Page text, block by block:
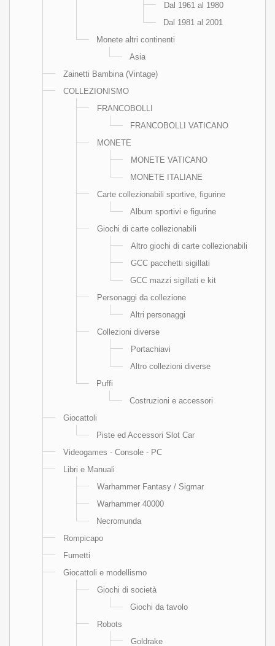
Dal 1961 al 1980
Dal 1981 al 2001
Monete altri continenti
Asia
Zainetti Bambina (Vintage)
COLLEZIONISMO
FRANCOBOLLI
FRANCOBOLLI VATICANO
MONETE
MONETE VATICANO
MONETE ITALIANE
Carte collezionabili sportive, figurine
Album sportivi e figurine
Giochi di carte collezionabili
Altro giochi di carte collezionabili
GCC pacchetti sigillati
GCC mazzi sigillati e kit
Personaggi da collezione
Altri personaggi
Collezioni diverse
Portachiavi
Altro collezioni diverse
Puffi
Costruzioni e accessori
Giocattoli
Piste ed Accessori Slot Car
Videogames - Console - PC
Libri e Manuali
Warhammer Fantasy / Sigmar
Warhammer 40000
Necromunda
Rompicapo
Fumetti
Giocattoli e modellismo
Giochi di società
Giochi da tavolo
Robots
Goldrake